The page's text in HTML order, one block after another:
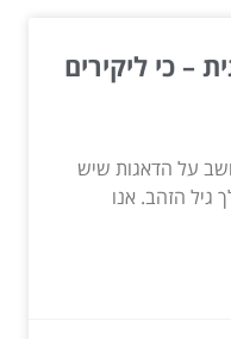
– כי ליקירים
על הדאגות שיש
גיל הזהב. אנו